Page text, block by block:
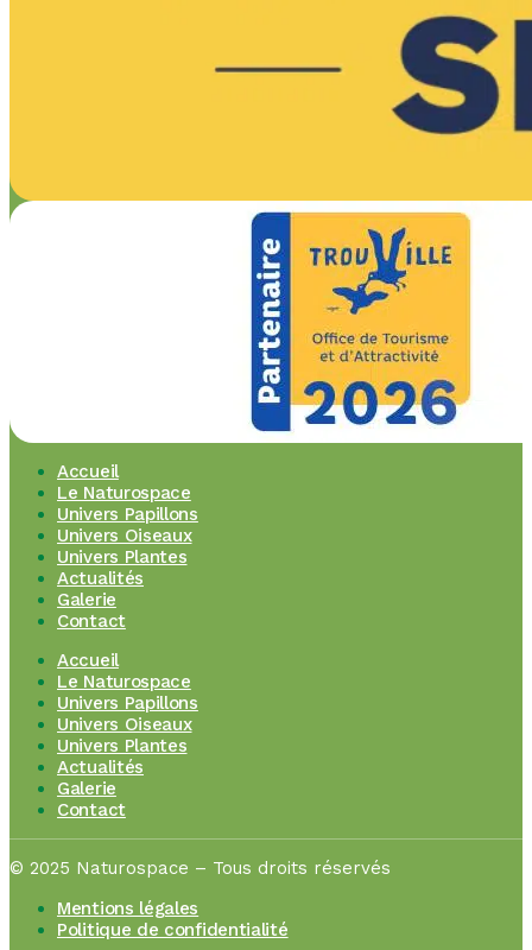
Accueil
Le Naturospace
Univers Papillons
Univers Oiseaux
Univers Plantes
Actualités
Galerie
Contact
Accueil
Le Naturospace
Univers Papillons
Univers Oiseaux
Univers Plantes
Actualités
Galerie
Contact
© 2025 Naturospace – Tous droits réservés
Mentions légales
Politique de confidentialité